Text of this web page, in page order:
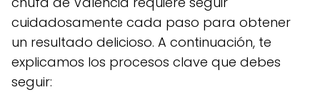
cuidadosamente cada paso para obtener
un resultado delicioso. A continuación, te
explicamos los procesos clave que debes
seguir: